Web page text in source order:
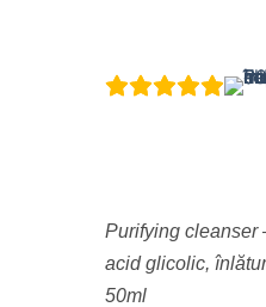
Purifying cleanser
acid glicolic,
50ml